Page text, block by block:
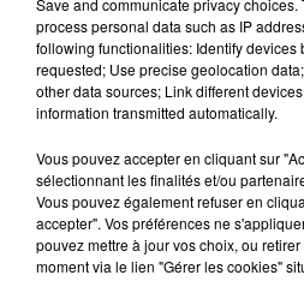
Julien Lieb
dans son
7 août 2026
Madonna sort
Sensation »
Save and communicate privacy
process personal data such as IP
following functionalities: Identify
requested; Use precise geolocation
other data sources; Link different
information transmitted automatically.
Vous pouvez accepter en cliquant sur
sélectionnant les finalités et/ou
Vous pouvez également refuser en
accepter". Vos préférences ne
pouvez mettre à jour vos choix, ou
moment via le lien "Gérer les cookies"